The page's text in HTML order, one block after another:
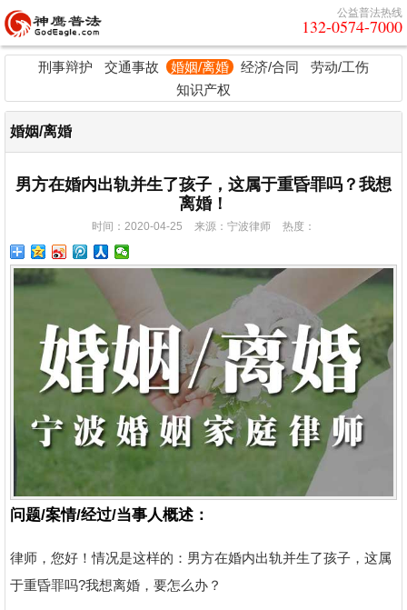
公益普法热线
132-0574-7000
刑事辩护 交通事故 婚姻/离婚 经济/合同
劳动/工伤
知识产权
婚姻/离婚
男方在婚内出轨并生了孩子，这属于重昏罪吗？我想
离婚！
时间：2020-04-25 来源：宁波律师 热度：
问题/案情/经过/当事人概述：
律师，您好！情况是这样的：男方在婚内出轨并生了孩子，这属
于重昏罪吗?我想离婚，要怎么办？